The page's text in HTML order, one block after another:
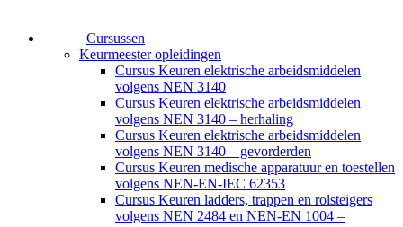
Cursussen
Keurmeester opleidingen
Cursus Keuren elektrische arbeidsmiddelen
volgens NEN 3140
Cursus Keuren elektrische arbeidsmiddelen
volgens NEN 3140 – herhaling
Cursus Keuren elektrische arbeidsmiddelen
volgens NEN 3140 – gevorderden
Cursus Keuren medische apparatuur en toestellen
volgens NEN-EN-IEC 62353
Cursus Keuren ladders, trappen en rolsteigers
volgens NEN 2484 en NEN-EN 1004 –